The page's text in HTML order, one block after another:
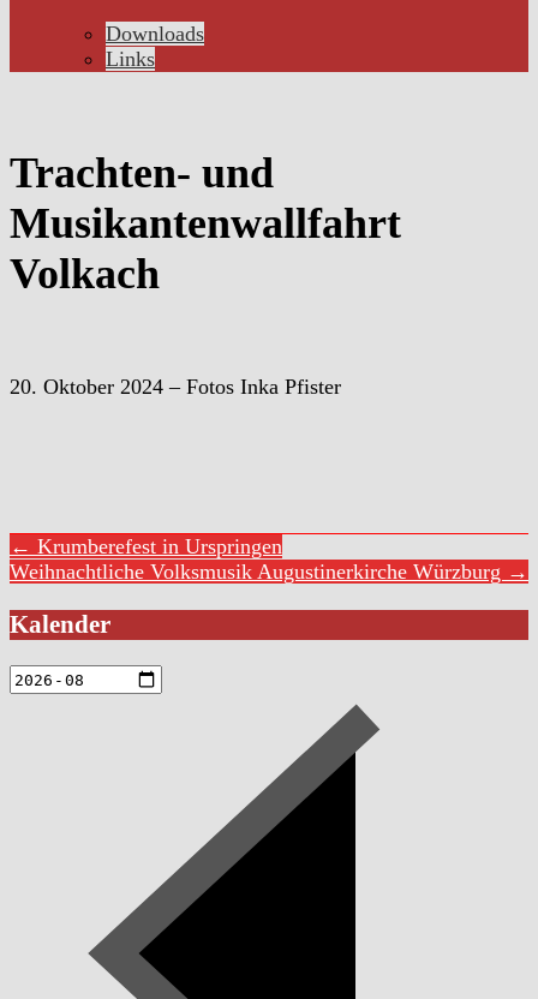
Downloads
Links
Trachten- und
Musikantenwallfahrt
Volkach
20. Oktober 2024 – Fotos Inka Pfister
← Krumberefest in Urspringen
Weihnachtliche Volksmusik Augustinerkirche Würzburg →
Kalender